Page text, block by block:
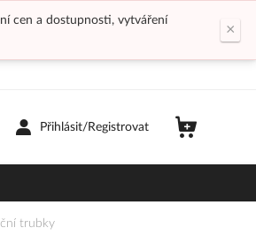
cen a dostupnosti, vytváření
×
Přihlásit/Registrovat
trubky